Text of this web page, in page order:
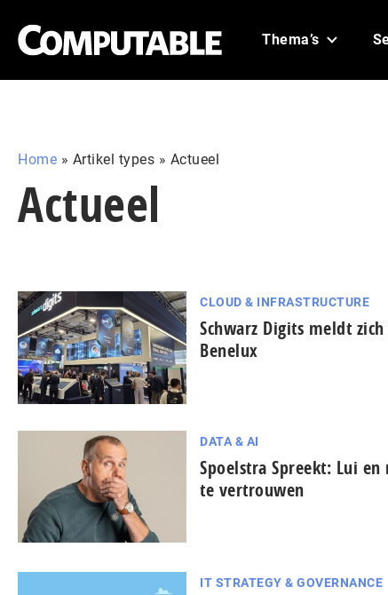
Thema’s
Home » Artikel types » Actueel
Actueel
CLOUD & INFRASTRUCTURE
Schwarz Digits meldt
Benelux
DATA & AI
Spoelstra Spreekt: Lui en
te vertrouwen
IT STRATEGY & GOVERNANCE